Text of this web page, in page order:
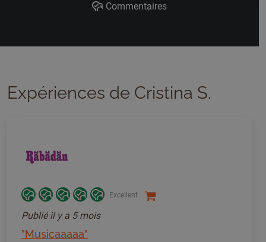
Commentaires
Expériences de Cristina S.
Excellent
Publiéil y a 5 mois
"Musicaaaaa"